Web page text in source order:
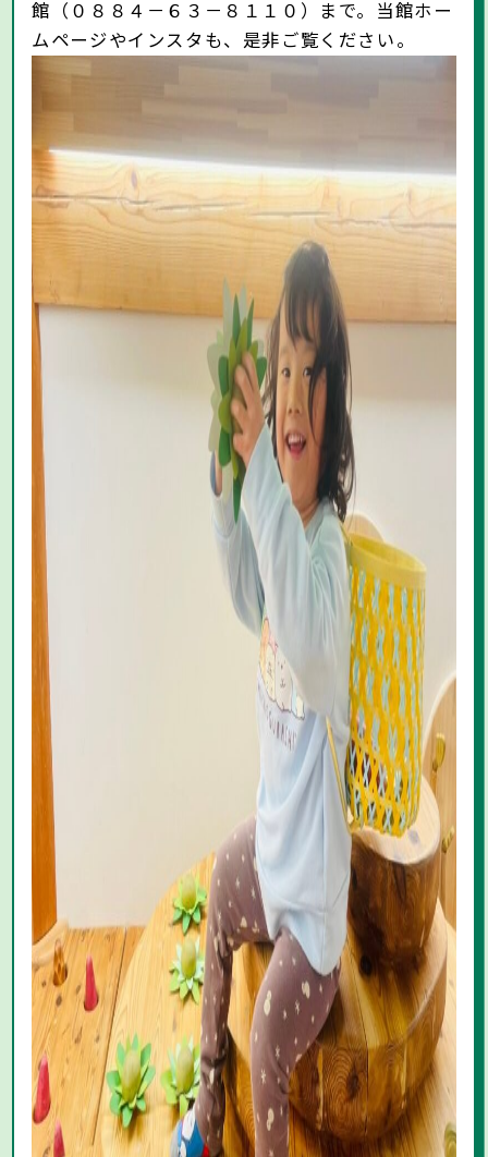
館（０８８４－６３－８１１０）まで。当館ホー
ムページやインスタも、是非ご覧ください。